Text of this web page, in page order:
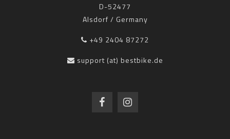
D-52477
Alsdorf / Germany
+49 2404 87272
support (at) bestbike.de